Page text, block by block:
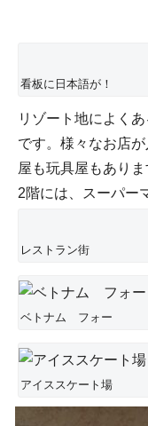
看板に日本語が！
リゾート地によく
です。様々なお店
屋も玩具屋もありま
2階には、スーパー
レストラン街
ベトナム フォー
アイススケート場